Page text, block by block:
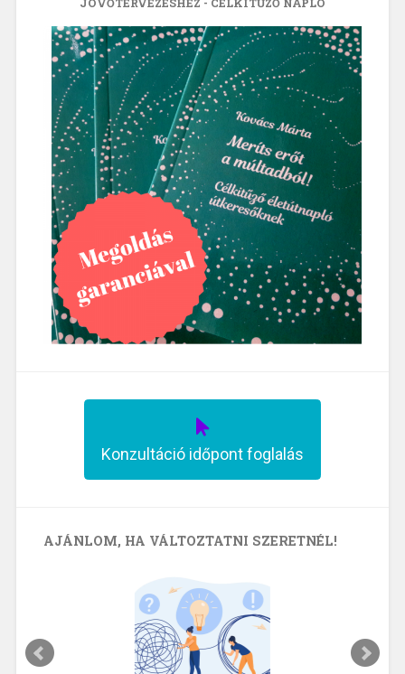
Konzultáció időpont foglalás
AJÁNLOM, HA VÁLTOZTATNI SZERETNÉL!